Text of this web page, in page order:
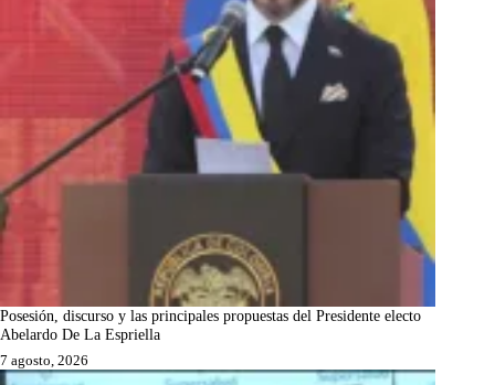
Posesión, discurso y las principales propuestas del Presidente electo
Abelardo De La Espriella
7 agosto, 2026